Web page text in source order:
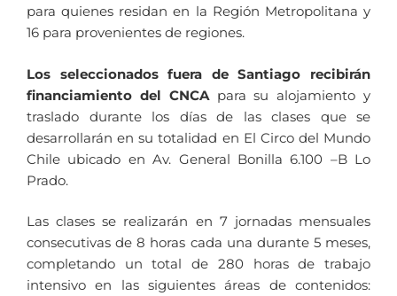
para quienes residan en la Región Metropolitana y
16 para provenientes de regiones.
Los seleccionados fuera de Santiago recibirán
financiamiento del CNCA para su alojamiento y
traslado durante los días de las clases que se
desarrollarán en su totalidad en El Circo del Mundo
Chile ubicado en Av. General Bonilla 6.100 –B Lo
Prado.
Las clases se realizarán en 7 jornadas mensuales
consecutivas de 8 horas cada una durante 5 meses,
completando un total de 280 horas de trabajo
intensivo en las siguientes áreas de contenidos: